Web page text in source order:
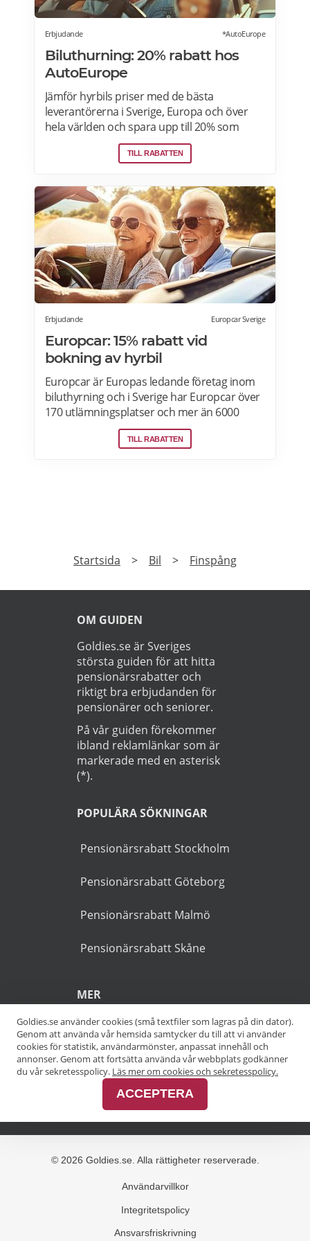
Erbjudande *AutoEurope
Biluthurning: 20% rabatt hos
AutoEurope
Jämför hyrbils priser med de bästa
leverantörerna i Sverige, Europa och över
hela världen och spara upp till 20% som
medlem! Upptäck speciella priser på Auto
TILL RABATTEN
Erbjudande Europcar Sverige
Europcar: 15% rabatt vid
bokning av hyrbil
Europcar är Europas ledande företag inom
biluthyrning och i Sverige har Europcar över
170 utlämningsplatser och mer än 6000
bilar. Ta del av våra aktuella erbjudanden
och läs mer om pensionärsrabatter hos
TILL RABATTEN
Prenumerera på vårt nyhetsbrev och få exklusiv
Läs Integritetspolicy
Startsida
OM GUIDEN
största guiden för att hitta
riktigt bra erbjudanden för
På vår guiden förekommer
markerade med en asterisk
Pensionärsrabatt Stockholm
Pensionärsrabatt Göteborg
Pensionärsrabatt Malmö
Pensionärsrabatt Skåne
Alla kategorier
Goldies.se använder cookies (små textfiler som lagras på din dator).
Genom att använda vår hemsida samtycker du till att vi använder
cookies för statistik, användarmönster, anpassat innehåll och
annonser. Genom att fortsätta använda vår webbplats godkänner
du vår sekretesspolicy. Läs mer om cookies och sekretesspolicy.
ACCEPTERA